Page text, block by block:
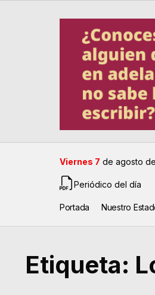
Viernes 7 de agosto
Periódico del día
Portada Nuestro
Etiqueta: